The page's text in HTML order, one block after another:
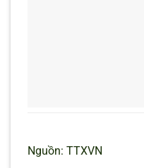
Nguồn: TTXVN